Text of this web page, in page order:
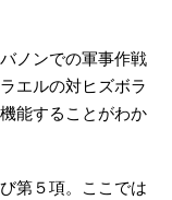
ノンでの軍事作戦
エルの対ヒズボラ
能することがわか
第５項。ここでは